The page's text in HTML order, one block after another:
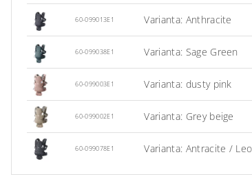
60-099013E1 Varianta: Anthracite
60-099038E1 Varianta: Sage Green
60-099003E1 Varianta: dusty pink
60-099002E1 Varianta: Grey beige
60-099078E1 Varianta: Antracite /